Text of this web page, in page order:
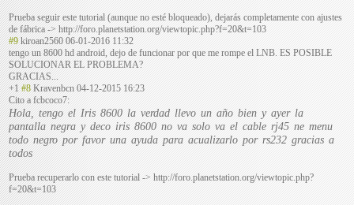
Prueba seguir este tutorial (aunque no esté bloqueado), dejarás completamente con ajustes
de fábrica -> http://foro.planetstation.org/viewtopic.php?f=20&t=103
#9 kiroan2560 06-01-2016 11:32
tengo un 8600 hd android, dejo de funcionar por que me rompe el LNB. ES POSIBLE
SOLUCIONAR EL PROBLEMA?
GRACIAS...
+1 #8 Kravenbcn 04-12-2015 16:23
Cito a fcbcoco7:
Hola, tengo el Iris 8600 la verdad llevo un año bien y ayer la
pantalla negra y deco iris 8600 no va solo va el cable rj45 ne menu
todo negro por favor una ayuda para acualizarlo por rs232 gracias a
todos
Prueba recuperarlo con este tutorial -> http://foro.planetstation.org/viewtopic.php?
f=20&t=103